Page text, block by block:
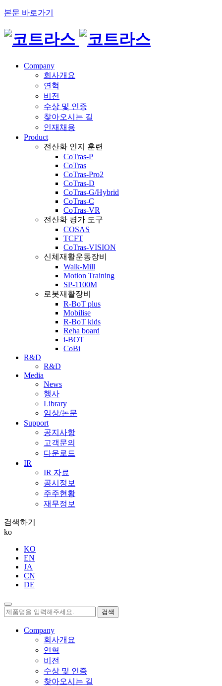
본문 바로가기
Company
회사개요
연혁
비전
수상 및 인증
찾아오시는 길
인재채용
Product
전산화 인지 훈련
CoTras-P
CoTras
CoTras-Pro2
CoTras-D
CoTras-G/Hybrid
CoTras-C
CoTras-VR
전산화 평가 도구
COSAS
TCFT
CoTras-VISION
신체재활운동장비
Walk-Mill
Motion Training
SP-1100M
로봇재활장비
R-BoT plus
Mobilise
R-BoT kids
Reha board
i-BOT
CoBi
R&D
R&D
Media
News
행사
Library
임상/논문
Support
공지사항
고객문의
다운로드
IR
IR 자료
공시정보
주주현황
재무정보
검색하기
ko
KO
EN
JA
CN
DE
검색
Company
회사개요
연혁
비전
수상 및 인증
찾아오시는 길